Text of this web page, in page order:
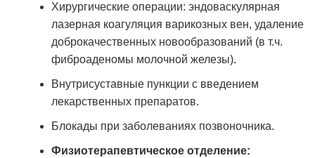
Хирургические операции: эндоваскулярная
лазерная коагуляция варикозных вен, удаление
доброкачественных новообразований (в т.ч.
фиброаденомы молочной железы).
Внутрисуставные пункции с введением
лекарственных препаратов.
Блокады при заболеваниях позвоночника.
Физиотерапевтическое отделение: